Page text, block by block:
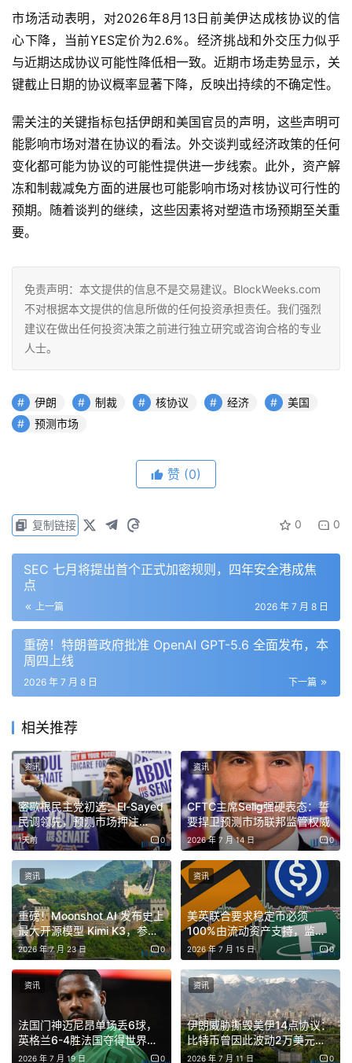
市场活动表明，对2026年8月13日前美伊达成核协议的信
心下降，当前YES定价为2.6%。经济挑战和外交压力似乎
与近期达成协议可能性降低相一致。近期市场走势显示，关
键截止日期的协议概率显著下降，反映出持续的不确定性。
需关注的关键指标包括伊朗和美国官员的声明，这些声明可
能影响市场对潜在协议的看法。外交谈判或经济政策的任何
变化都可能为协议的可能性提供进一步线索。此外，资产解
冻和制裁减免方面的进展也可能影响市场对核协议可行性的
预期。随着谈判的继续，这些因素将对塑造市场预期至关重
要。
免责声明：本文提供的信息不是交易建议。BlockWeeks.com
不对根据本文提供的信息所做的任何投资承担责任。我们强烈
建议在做出任何投资决策之前进行独立研究或咨询合格的专业
人士。
伊朗 制裁 核协议 经济
美国
预测市场
赞 (0)
0 0
复制链接
SEC 七月将提出首个正式加密规则，四年安全港成焦
点
上一篇 2026 年 7 月 8 日
重磅！特朗普政府批准 OpenAI GPT-5.6 全面发布，本
周四上线
下一篇
2026 年 7 月 8 日
相关推荐
密歇根民主党初选：El-Sayed
民调领先，预测市场押注
15%-20%胜幅
1天前 0
资讯
CFTC主席Selig强硬表态：誓
要捍卫预测市场联邦监管权威
2026 年 7 月 14 日 0
资讯
重磅！Moonshot AI 发布史上
最大开源模型 Kimi K3，参数
达 2.8T
2026 年 7 月 23 日 0
资讯
美英联合要求稳定币必须
100%由流动资产支持，监管
趋严
2026 年 7 月 15 日 0
资讯
法国门神迈尼昂单场丢6球，
英格兰6-4胜法国夺得世界杯
季军
2026 年 7 月 19 日 0
资讯
伊朗威胁撕毁美伊14点协议：
比特币曾因此波动2万美元，
更大风暴或将来临
2026 年 7 月 11 日 0
资讯